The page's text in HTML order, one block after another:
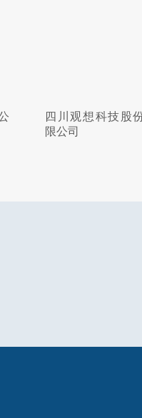
上海易捷包装技
限公司